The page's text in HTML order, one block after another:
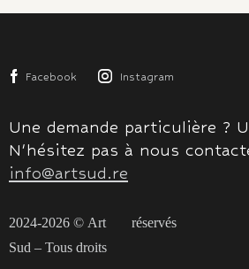
Facebook Instagram
Une demande particulière ?
N'hésitez pas à nous
info@artsud.re
2024-2026 © Art
Sud – Tous droits
réservés